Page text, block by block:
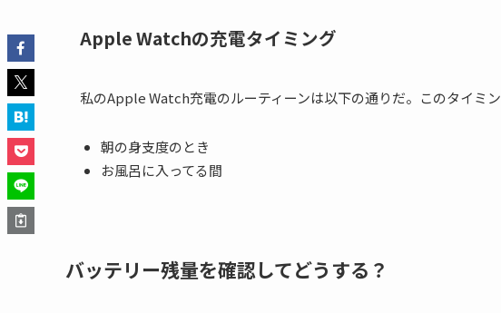
Apple Watchの充電タイミング
私のApple Watch充電のルーティーンは以下の通りだ。このタイミ
朝の身支度のとき
お風呂に入ってる間
バッテリー残量を確認してどうする？